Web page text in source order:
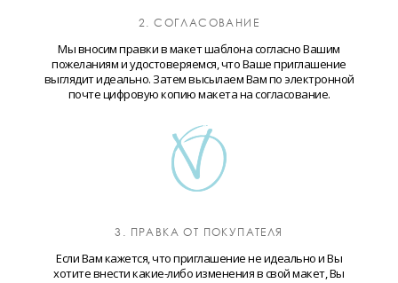
2. СОГЛАСОВАНИЕ
Мы вносим правки в макет шаблона согласно Вашим
пожеланиям и удостоверяемся, что Ваше приглашение
выглядит идеально. Затем высылаем Вам по электронной
почте цифровую копию макета на согласование.
3. ПРАВКА ОТ ПОКУПАТЕЛЯ
Если Вам кажется, что приглашение не идеально и Вы
хотите внести какие-либо изменения в свой макет, Вы